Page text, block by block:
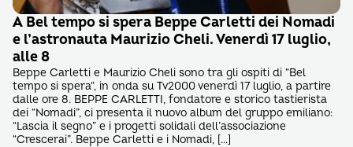
A Bel tempo si spera Beppe Carletti dei Nomadi
e l’astronauta Maurizio Cheli. Venerdì 17 luglio,
alle 8
Beppe Carletti e Maurizio Cheli sono tra gli ospiti di “Bel
tempo si spera“, in onda su Tv2000 venerdì 17 luglio, a partire
dalle ore 8. BEPPE CARLETTI, fondatore e storico tastierista
dei “Nomadi”, ci presenta il nuovo album del gruppo emiliano:
“Lascia il segno” e i progetti solidali dell’associazione
“Crescerai”. Beppe Carletti e i Nomadi, […]